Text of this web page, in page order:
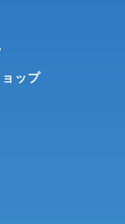
ップ